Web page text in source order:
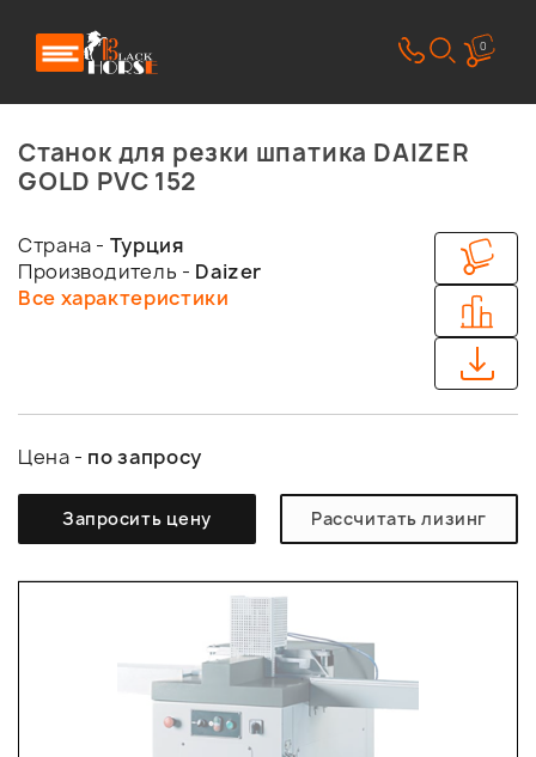
0
Станок для резки шпатика DAIZER
GOLD PVC 152
Страна - Турция
Производитель - Daizer
Все характеристики
Цена - по запросу
Запросить цену Рассчитать лизинг